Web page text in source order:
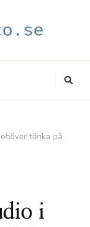
tänka på
i